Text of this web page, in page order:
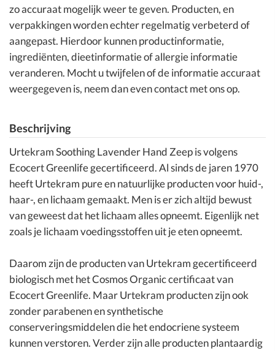
zo accuraat mogelijk weer te geven. Producten, en
verpakkingen worden echter regelmatig verbeterd of
aangepast. Hierdoor kunnen productinformatie,
ingrediënten, dieetinformatie of allergie informatie
veranderen. Mocht u twijfelen of de informatie accuraat
weergegeven is, neem dan even contact met ons op.
Beschrijving
Urtekram Soothing Lavender Hand Zeep is volgens
Ecocert Greenlife gecertificeerd. Al sinds de jaren 1970
heeft Urtekram pure en natuurlijke producten voor huid-,
haar-, en lichaam gemaakt. Men is er zich altijd bewust
van geweest dat het lichaam alles opneemt. Eigenlijk net
zoals je lichaam voedingsstoffen uit je eten opneemt.
Daarom zijn de producten van Urtekram gecertificeerd
biologisch met het Cosmos Organic certificaat van
Ecocert Greenlife. Maar Urtekram producten zijn ook
zonder parabenen en synthetische
conserveringsmiddelen die het endocriene systeem
kunnen verstoren. Verder zijn alle producten plantaardig